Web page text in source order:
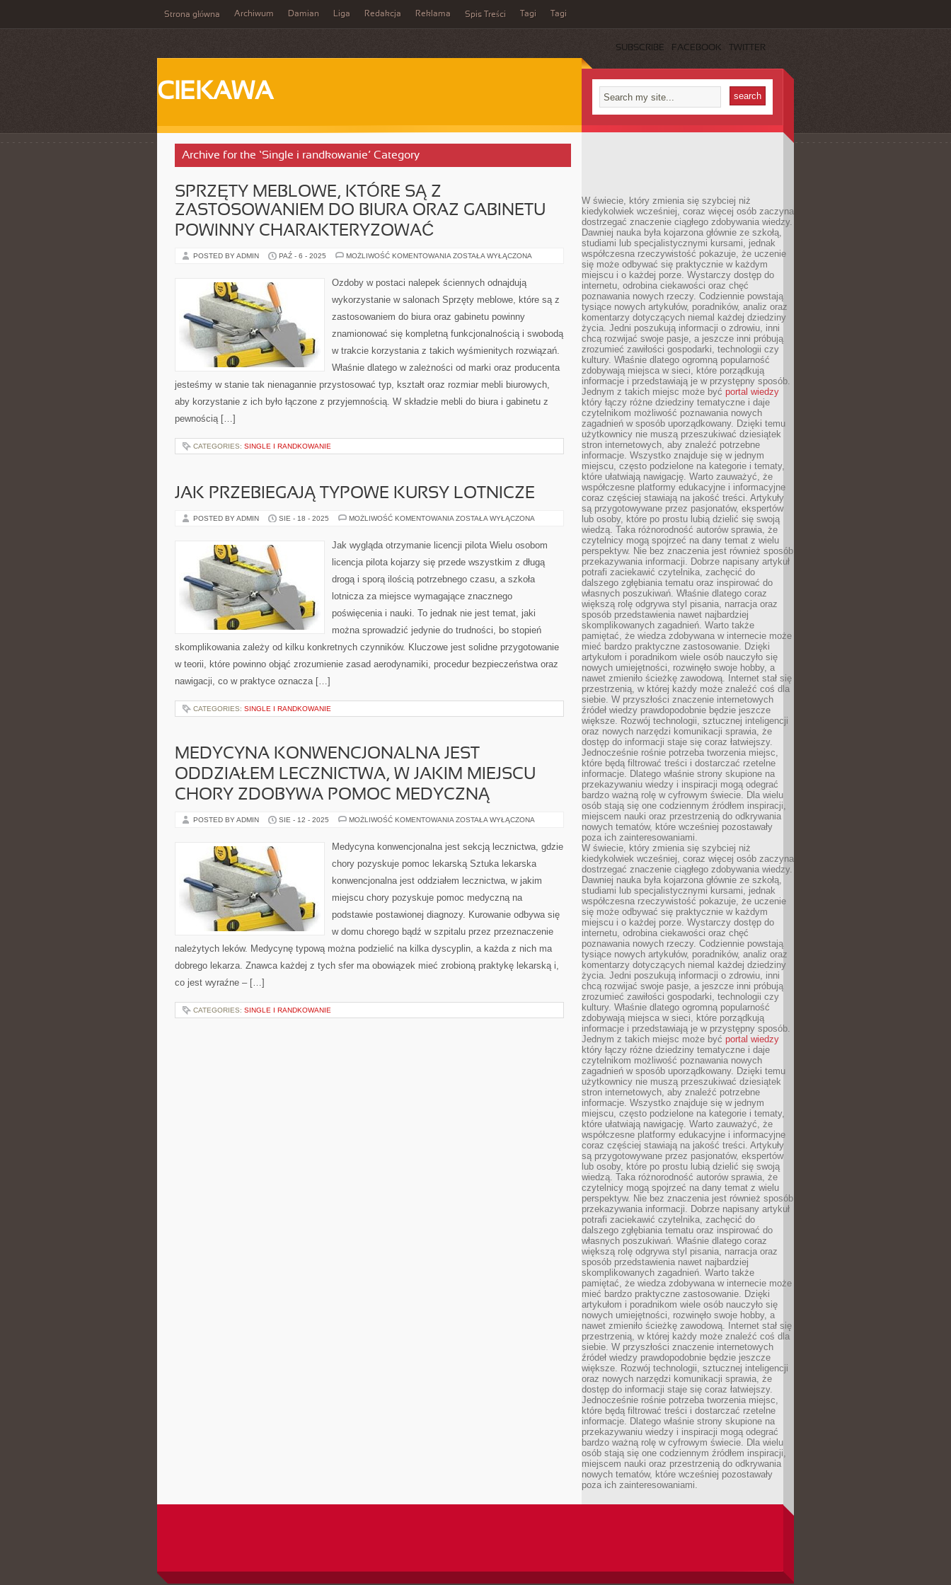
Strona główna Archiwum Damian Liga Redakcja Reklama Spis Treści Tagi Tagi
SUBSCRIBE FACEBOOK TWITTER
CIEKAWA
Archive for the ‘Single i randkowanie’ Category
SPRZĘTY MEBLOWE, KTÓRE SĄ Z
ZASTOSOWANIEM DO BIURA ORAZ GABINETU
POWINNY CHARAKTERYZOWAĆ
POSTED BY ADMIN PAŹ - 6 - 2025 MOŻLIWOŚĆ KOMENTOWANIA SPRZĘTY
SĄ
Z
DO
ORAZ
POWINNY
CHARAKTERYZOWAĆ
ZOSTAŁA WYŁĄCZONA
Ozdoby w postaci nalepek ściennych odnajdują
wykorzystanie w salonach Sprzęty meblowe, które są z
zastosowaniem do biura oraz gabinetu powinny
znamionować się kompletną funkcjonalnością i swobodą
w trakcie korzystania z takich wyśmienitych rozwiązań.
Właśnie dlatego w zależności od marki oraz producenta
jesteśmy w stanie tak nienagannie przystosować typ, kształt oraz rozmiar mebli biurowych,
aby korzystanie z ich było łączone z przyjemnością. W składzie mebli do biura i gabinetu z
pewnością […]
CATEGORIES: SINGLE I RANDKOWANIE
JAK PRZEBIEGAJĄ TYPOWE KURSY LOTNICZE
POSTED BY ADMIN SIE - 18 - 2025 MOŻLIWOŚĆ KOMENTOWANIA JAK
KURSY
LOTNICZE
ZOSTAŁA WYŁĄCZONA
Jak wygląda otrzymanie licencji pilota Wielu osobom
licencja pilota kojarzy się przede wszystkim z długą
drogą i sporą ilością potrzebnego czasu, a szkoła
lotnicza za miejsce wymagające znacznego
poświęcenia i nauki. To jednak nie jest temat, jaki
można sprowadzić jedynie do trudności, bo stopień
skomplikowania zależy od kilku konkretnych czynników. Kluczowe jest solidne przygotowanie
w teorii, które powinno objąć zrozumienie zasad aerodynamiki, procedur bezpieczeństwa oraz
nawigacji, co w praktyce oznacza […]
CATEGORIES: SINGLE I RANDKOWANIE
MEDYCYNA KONWENCJONALNA JEST
ODDZIAŁEM LECZNICTWA, W JAKIM MIEJSCU
CHORY ZDOBYWA POMOC MEDYCZNĄ
POSTED BY ADMIN SIE - 12 - 2025 MOŻLIWOŚĆ KOMENTOWANIA MEDYCYNA
ODDZIAŁEM
LECZNICTWA,
JAKIM
CHORY
POMOC
MEDYCZNĄ
ZOSTAŁA WYŁĄCZONA
Medycyna konwencjonalna jest sekcją lecznictwa, gdzie
chory pozyskuje pomoc lekarską Sztuka lekarska
konwencjonalna jest oddziałem lecznictwa, w jakim
miejscu chory pozyskuje pomoc medyczną na
podstawie postawionej diagnozy. Kurowanie odbywa się
w domu chorego bądź w szpitalu przez przeznaczenie
należytych leków. Medycynę typową można podzielić na kilka dyscyplin, a każda z nich ma
dobrego lekarza. Znawca każdej z tych sfer ma obowiązek mieć zrobioną praktykę lekarską i,
co jest wyraźne – […]
CATEGORIES: SINGLE I RANDKOWANIE
W świecie, który zmienia się szybciej niż
kiedykolwiek wcześniej, coraz więcej osób zaczyna
dostrzegać znaczenie ciągłego zdobywania wiedzy.
Dawniej nauka była kojarzona głównie ze szkołą,
studiami lub specjalistycznymi kursami, jednak
współczesna rzeczywistość pokazuje, że uczenie
się może odbywać się praktycznie w każdym
miejscu i o każdej porze. Wystarczy dostęp do
internetu, odrobina ciekawości oraz chęć
poznawania nowych rzeczy. Codziennie powstają
tysiące nowych artykułów, poradników, analiz oraz
komentarzy dotyczących niemal każdej dziedziny
życia. Jedni poszukują informacji o zdrowiu, inni
chcą rozwijać swoje pasje, a jeszcze inni próbują
zrozumieć zawiłości gospodarki, technologii czy
kultury. Właśnie dlatego ogromną popularność
zdobywają miejsca w sieci, które porządkują
informacje i przedstawiają je w przystępny sposób.
Jednym z takich miejsc może być portal wiedzy
który łączy różne dziedziny tematyczne i daje
czytelnikom możliwość poznawania nowych
zagadnień w sposób uporządkowany. Dzięki temu
użytkownicy nie muszą przeszukiwać dziesiątek
stron internetowych, aby znaleźć potrzebne
informacje. Wszystko znajduje się w jednym
miejscu, często podzielone na kategorie i tematy,
które ułatwiają nawigację. Warto zauważyć, że
współczesne platformy edukacyjne i informacyjne
coraz częściej stawiają na jakość treści. Artykuły
są przygotowywane przez pasjonatów, ekspertów
lub osoby, które po prostu lubią dzielić się swoją
wiedzą. Taka różnorodność autorów sprawia, że
czytelnicy mogą spojrzeć na dany temat z wielu
perspektyw. Nie bez znaczenia jest również sposób
przekazywania informacji. Dobrze napisany artykuł
potrafi zaciekawić czytelnika, zachęcić do
dalszego zgłębiania tematu oraz inspirować do
własnych poszukiwań. Właśnie dlatego coraz
większą rolę odgrywa styl pisania, narracja oraz
sposób przedstawienia nawet najbardziej
skomplikowanych zagadnień. Warto także
pamiętać, że wiedza zdobywana w internecie może
mieć bardzo praktyczne zastosowanie. Dzięki
artykułom i poradnikom wiele osób nauczyło się
nowych umiejętności, rozwinęło swoje hobby, a
nawet zmieniło ścieżkę zawodową. Internet stał się
przestrzenią, w której każdy może znaleźć coś dla
siebie. W przyszłości znaczenie internetowych
źródeł wiedzy prawdopodobnie będzie jeszcze
większe. Rozwój technologii, sztucznej inteligencji
oraz nowych narzędzi komunikacji sprawia, że
dostęp do informacji staje się coraz łatwiejszy.
Jednocześnie rośnie potrzeba tworzenia miejsc,
które będą filtrować treści i dostarczać rzetelne
informacje. Dlatego właśnie strony skupione na
przekazywaniu wiedzy i inspiracji mogą odegrać
bardzo ważną rolę w cyfrowym świecie. Dla wielu
osób stają się one codziennym źródłem inspiracji,
miejscem nauki oraz przestrzenią do odkrywania
nowych tematów, które wcześniej pozostawały
poza ich zainteresowaniami.
W świecie, który zmienia się szybciej niż
kiedykolwiek wcześniej, coraz więcej osób zaczyna
dostrzegać znaczenie ciągłego zdobywania wiedzy.
Dawniej nauka była kojarzona głównie ze szkołą,
studiami lub specjalistycznymi kursami, jednak
współczesna rzeczywistość pokazuje, że uczenie
się może odbywać się praktycznie w każdym
miejscu i o każdej porze. Wystarczy dostęp do
internetu, odrobina ciekawości oraz chęć
poznawania nowych rzeczy. Codziennie powstają
tysiące nowych artykułów, poradników, analiz oraz
komentarzy dotyczących niemal każdej dziedziny
życia. Jedni poszukują informacji o zdrowiu, inni
chcą rozwijać swoje pasje, a jeszcze inni próbują
zrozumieć zawiłości gospodarki, technologii czy
kultury. Właśnie dlatego ogromną popularność
zdobywają miejsca w sieci, które porządkują
informacje i przedstawiają je w przystępny sposób.
Jednym z takich miejsc może być portal wiedzy
który łączy różne dziedziny tematyczne i daje
czytelnikom możliwość poznawania nowych
zagadnień w sposób uporządkowany. Dzięki temu
użytkownicy nie muszą przeszukiwać dziesiątek
stron internetowych, aby znaleźć potrzebne
informacje. Wszystko znajduje się w jednym
miejscu, często podzielone na kategorie i tematy,
które ułatwiają nawigację. Warto zauważyć, że
współczesne platformy edukacyjne i informacyjne
coraz częściej stawiają na jakość treści. Artykuły
są przygotowywane przez pasjonatów, ekspertów
lub osoby, które po prostu lubią dzielić się swoją
wiedzą. Taka różnorodność autorów sprawia, że
czytelnicy mogą spojrzeć na dany temat z wielu
perspektyw. Nie bez znaczenia jest również sposób
przekazywania informacji. Dobrze napisany artykuł
potrafi zaciekawić czytelnika, zachęcić do
dalszego zgłębiania tematu oraz inspirować do
własnych poszukiwań. Właśnie dlatego coraz
większą rolę odgrywa styl pisania, narracja oraz
sposób przedstawienia nawet najbardziej
skomplikowanych zagadnień. Warto także
pamiętać, że wiedza zdobywana w internecie może
mieć bardzo praktyczne zastosowanie. Dzięki
artykułom i poradnikom wiele osób nauczyło się
nowych umiejętności, rozwinęło swoje hobby, a
nawet zmieniło ścieżkę zawodową. Internet stał się
przestrzenią, w której każdy może znaleźć coś dla
siebie. W przyszłości znaczenie internetowych
źródeł wiedzy prawdopodobnie będzie jeszcze
większe. Rozwój technologii, sztucznej inteligencji
oraz nowych narzędzi komunikacji sprawia, że
dostęp do informacji staje się coraz łatwiejszy.
Jednocześnie rośnie potrzeba tworzenia miejsc,
które będą filtrować treści i dostarczać rzetelne
informacje. Dlatego właśnie strony skupione na
przekazywaniu wiedzy i inspiracji mogą odegrać
bardzo ważną rolę w cyfrowym świecie. Dla wielu
osób stają się one codziennym źródłem inspiracji,
miejscem nauki oraz przestrzenią do odkrywania
nowych tematów, które wcześniej pozostawały
poza ich zainteresowaniami.